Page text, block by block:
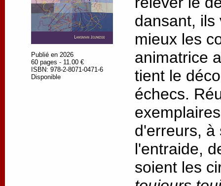
Publié en 2026
60 pages - 11.00 €
ISBN: 978-2-8071-0471-6
Disponible
dansant, ils
mieux les
animatrice
tient le
échecs.
d'erreurs, à
l'entraide,
soient les